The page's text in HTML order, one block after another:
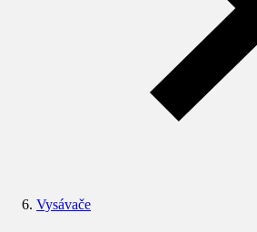
Vysávače